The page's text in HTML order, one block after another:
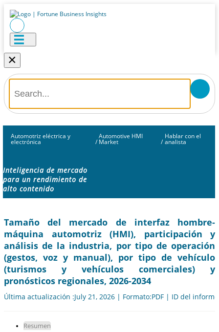
×
Automotriz eléctrica y
electrónica /
Automotive HMI
Market /
Hablar con el
analista
Inteligencia de mercado
para un rendimiento de
alto contenido
Tamaño del mercado de interfaz hombre-
máquina automotriz (HMI), participación y
análisis de la industria, por tipo de operación
(gestos, voz y manual), por tipo de vehículo
(turismos y vehículos comerciales) y
pronósticos regionales, 2026-2034
Última actualización :July 21, 2026 | Formato:PDF | ID del
Resumen